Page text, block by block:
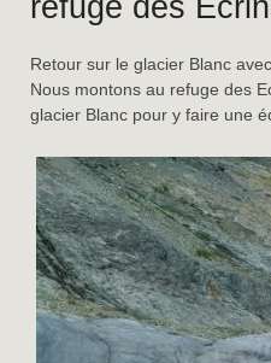
Retour sur le glacier Blanc
Nous montons au refuge des
glacier Blanc pour y faire une